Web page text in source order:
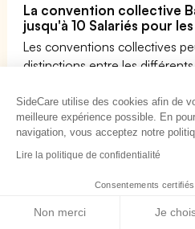
La convention collective
jusqu'à 10 Salariés pour les
Les conventions collectives
distinctions entre les
entreprise. Néanmoins, les
peuvent être que mieux-
Ainsi, tous les cadres de la
Bâtiment ouvriers jusqu'à 10
prévoyance d'au moins 1,5 %
jurisprudence a évolué pour la
jusqu'à 10 Salariés, et vous
SideCare utilise des cookies afin de
meilleure expérience possible. En
navigation, vous acceptez notre
Lire la politique de confidentialité
Consentements
Non merci Je